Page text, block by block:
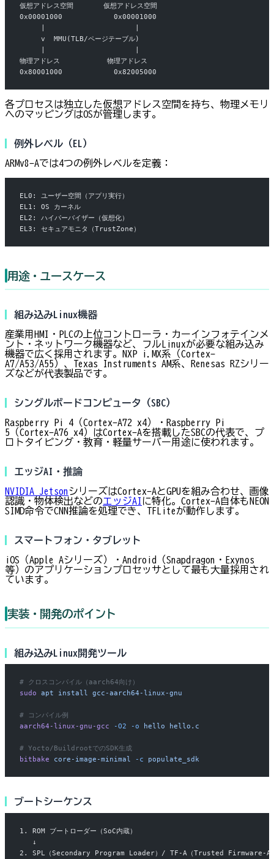
仮想アドレス空間       仮想アドレス空間
0x00001000            0x00001000
     v  MMU(TLB/ページテーブル)
物理アドレス           物理アドレス
0x80001000            0x82005000
各プロセスは独立した仮想アドレス空間を持ち、物理メモリ
へのマッピングはOSが管理します。
例外レベル（EL）
ARMv8-Aでは4つの例外レベルを定義：
EL0: ユーザー空間（アプリ実行）
EL1: OS カーネル
EL2: ハイパーバイザー（仮想化）
EL3: セキュアモニタ（TrustZone）
用途・ユースケース
組み込みLinux機器
産業用HMI・PLCの上位コントローラ・カーインフォテインメ
ント・ネットワーク機器など、フルLinuxが必要な組み込み
機器で広く採用されます。NXP i.MX系（Cortex-
A7/A53/A55）、Texas Instruments AM系、Renesas RZシリー
ズなどが代表製品です。
シングルボードコンピュータ（SBC）
Raspberry Pi 4（Cortex-A72 x4）・Raspberry Pi
5（Cortex-A76 x4）はCortex-Aを搭載したSBCの代表で、プ
ロトタイピング・教育・軽量サーバー用途に使われます。
エッジAI・推論
NVIDIA JetsonシリーズはCortex-AとGPUを組み合わせ、画像
認識・物体検出などのエッジAI に特化。Cortex-A自体もNEON
SIMD命令でCNN推論を処理でき、TFLiteが動作します。
スマートフォン・タブレット
iOS（Apple Aシリーズ）・Android（Snapdragon・Exynos
等）のアプリケーションプロセッサとして最も大量採用され
ています。
実装・開発のポイント
組み込みLinux開発ツール
# クロスコンパイル（aarch64向け）
sudo apt install gcc-aarch64-linux-gnu
# コンパイル例
aarch64-linux-gnu-gcc -O2 -o hello hello.c
# Yocto/BuildrootでのSDK生成
bitbake core-image-minimal -c populate_sdk
ブートシーケンス
1. ROM ブートローダー（SoC内蔵）
   ↓
2. SPL（Secondary Program Loader）/ TF-A（Trusted Firmware-A